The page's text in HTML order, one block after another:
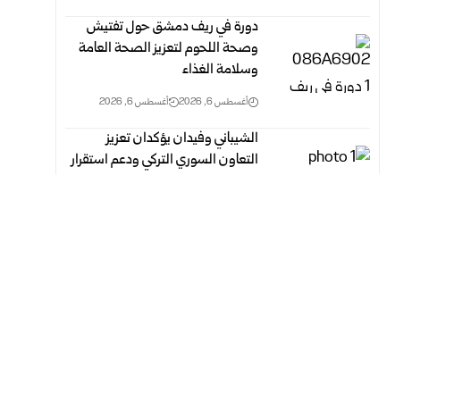
دورة في ريف دمشق حول تفتيش
وصحة اللحوم لتعزيز الصحة العامة
وسلامة الغذاء
أغسطس 6, 2026 أغسطس 6, 2026
الشيباني وفيدان يؤكدان تعزيز
التعاون السوري التركي ودعم استقرار